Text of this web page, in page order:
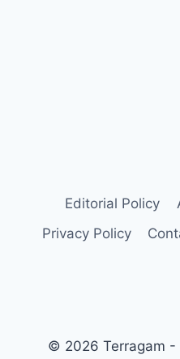
Editorial Policy
Privacy Policy
© 2026 Terragam -